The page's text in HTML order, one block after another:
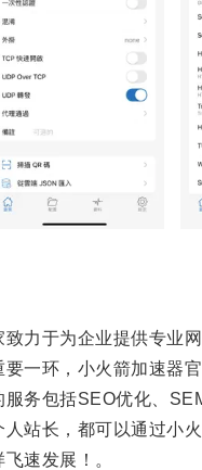
于为企业提供专业网
环，小火箭加速器官
包括SEO优化、
长，都可以通过小火
速发展！。